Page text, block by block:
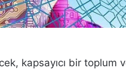
kapsayıcı bir